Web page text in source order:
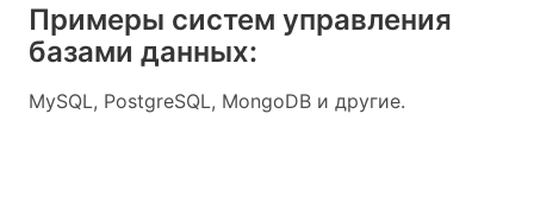
Примеры систем управления
базами данных:
MySQL, PostgreSQL, MongoDB и другие.